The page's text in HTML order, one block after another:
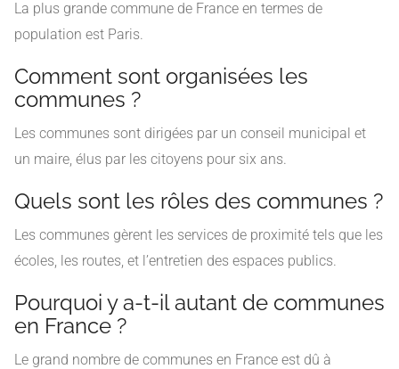
La plus grande commune de France en termes de
population est Paris.
Comment sont organisées les
communes ?
Les communes sont dirigées par un conseil municipal et
un maire, élus par les citoyens pour six ans.
Quels sont les rôles des communes ?
Les communes gèrent les services de proximité tels que les
écoles, les routes, et l’entretien des espaces publics.
Pourquoi y a-t-il autant de communes
en France ?
Le grand nombre de communes en France est dû à